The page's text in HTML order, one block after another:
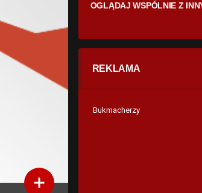
OGLĄDAJ WSPÓLNIE Z
REKLAMA
Bukmacherzy